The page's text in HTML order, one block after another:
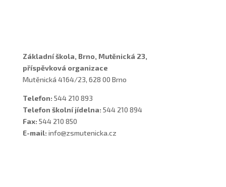
Základní škola, Brno, Mutěnická 23,
příspěvková organizace
Mutěnická 4164/23, 628 00 Brno
Telefon: 544 210 893
Telefon školní jídelna: 544 210 894
Fax: 544 210 850
E-mail: info@zsmutenicka.cz